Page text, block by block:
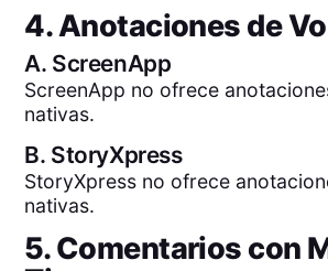
4. Anotaciones de
A. ScreenApp
ScreenApp no ofrece
nativas.
B. StoryXpress
StoryXpress no ofrece
nativas.
5. Comentarios con